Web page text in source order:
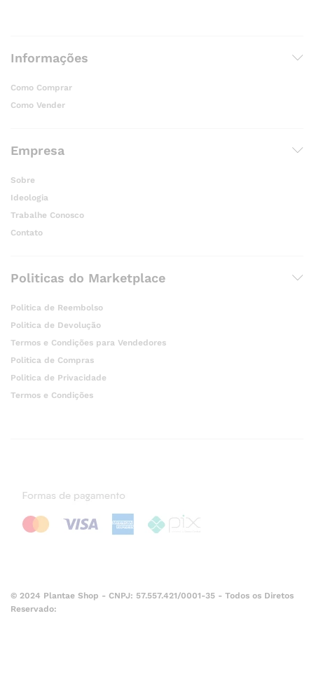
Informações
Como Comprar
Como Vender
Empresa
Sobre
Ideologia
Trabalhe Conosco
Contato
Politicas do Marketplace
Politica de Reembolso
Politica de Devolução
Termos e Condições para Vendedores
Politica de Compras
Politica de Privacidade
Termos e Condições
© 2024 Plantae Shop - CNPJ: 57.557.421/0001-35 - Todos os Diretos
Reservado: